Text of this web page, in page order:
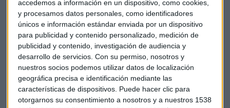
accedemos a información en un dispositivo, como cookies,
y procesamos datos personales, como identificadores
únicos e información estándar enviada por un dispositivo
para publicidad y contenido personalizado, medición de
publicidad y contenido, investigación de audiencia y
desarrollo de servicios. Con su permiso, nosotros y
nuestros socios podemos utilizar datos de localización
geográfica precisa e identificación mediante las
características de dispositivos. Puede hacer clic para
otorgarnos su consentimiento a nosotros y a nuestros 1538
tecnología tan grandes aunque sí cayeron títulos como los
ASMLo ligados a centros de datos o a infraestructuras
comoSiemens Energy.
Por otra parte, el Senado de Estados Unidos ha confirmado
Scott Bessentcomo secretario del Tesoro que está
presionando para que se implementen nuevos aranceles
universales, comenzando en 2.5% y aumentando